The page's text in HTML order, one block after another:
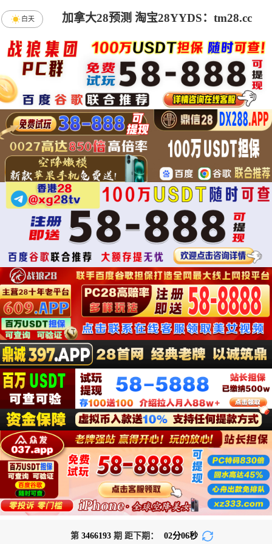
加拿大28预测 淘宝28YYDS：tm28.cc
白天
第 3466193期 距下期： 02分06秒